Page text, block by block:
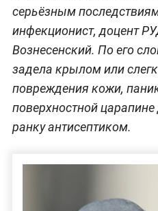
серьёзным
инфекционист, доцент
Вознесенский. По его
задела крылом или
повреждения кожи,
поверхностной
ранку антисептиком.